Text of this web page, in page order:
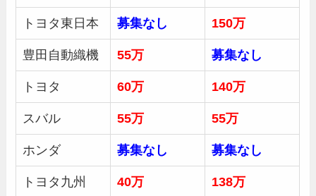
トヨタ東日本 募集なし 150万
豊田自動織機 55万 募集なし
トヨタ 60万 140万
スバル 55万 55万
ホンダ 募集なし 募集なし
トヨタ九州 40万 138万